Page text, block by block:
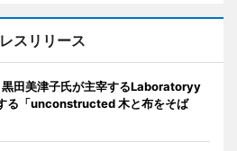
スリリース
黒田美津子氏が主宰するLaboratoryy
る「unconstructed 木と布をそば